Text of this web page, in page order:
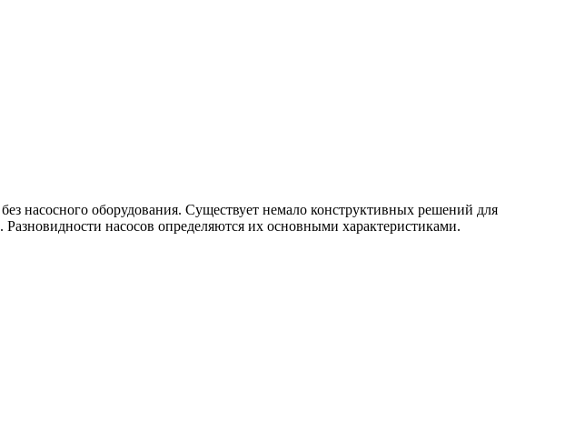
насосного оборудования. Существует немало конструктивных решений для
насосов определяются их основными характеристиками.